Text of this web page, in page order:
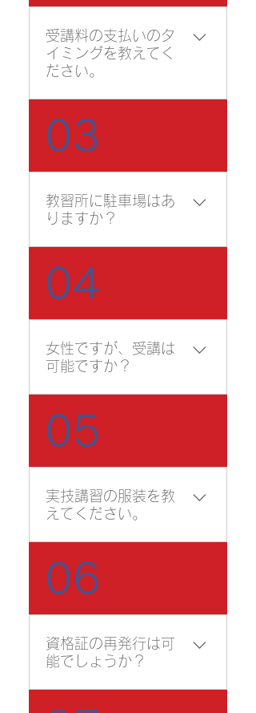
付完了 申込受付をした後に
「受講案内」を送付させて
頂きます。
受講料の支払いのタ
イミングを教えてく
ださい。
た後、受講日２週間前まで
が入金期日となります。お
電話でもお気軽にお問合せ
下さい。
03
教習所に駐車場はあ
りますか？
う、トレーニングセンター
では、駐車場を完備してお
ります。ただし開始時間を
過ぎて到着してしまうと、
受講できなくなってしまい
すので、お時間に余裕を持
ってお越しください。
04
女性ですが、受講は
可能ですか？
女性の方も、受講は可能で
す。 公共交通機関で通われ
る女性の方に向けて、ヘル
メット等の貸し出しも行っ
ています。
05
実技講習の服装を教
えてください。
ズボン（作業着・動きやす
い服装・汚れても良い服
装） ・ヘルメット ・安全靴
・雨具（雨天時） 講習コー
スによって、持ち物が異な
お送りする「受講案内」に
06
資格証の再発行は可
能でしょうか？